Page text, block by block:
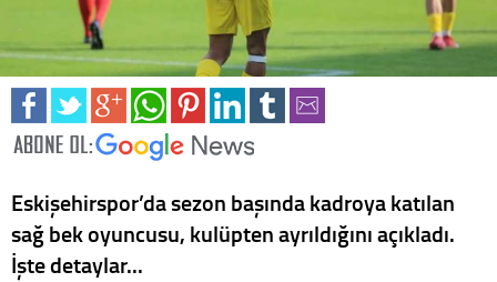
Eskişehirspor’da sezon başında kadroya katılan
sağ bek oyuncusu, kulüpten ayrıldığını açıkladı.
İşte detaylar...